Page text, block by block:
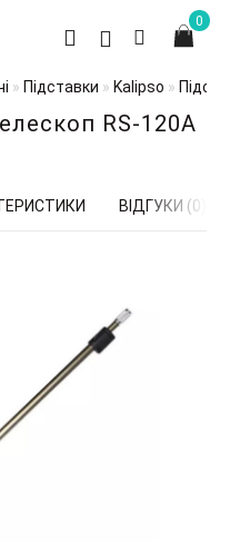
0
Підставки Kalipso
RS-120А
ВІДГУКИ (0)